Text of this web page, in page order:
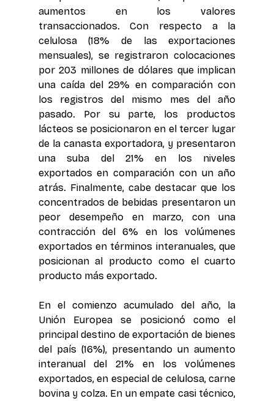
aumentos en los valores
transaccionados. Con respecto a la
celulosa (18% de las exportaciones
mensuales), se registraron colocaciones
por 203 millones de dólares que implican
una caída del 29% en comparación con
los registros del mismo mes del año
pasado. Por su parte, los productos
lácteos se posicionaron en el tercer lugar
de la canasta exportadora, y presentaron
una suba del 21% en los niveles
exportados en comparación con un año
atrás. Finalmente, cabe destacar que los
concentrados de bebidas presentaron un
peor desempeño en marzo, con una
contracción del 6% en los volúmenes
exportados en términos interanuales, que
posicionan al producto como el cuarto
producto más exportado.
En el comienzo acumulado del año, la
Unión Europea se posicionó como el
principal destino de exportación de bienes
del país (16%), presentando un aumento
interanual del 21% en los volúmenes
exportados, en especial de celulosa, carne
bovina y colza. En un empate casi técnico,